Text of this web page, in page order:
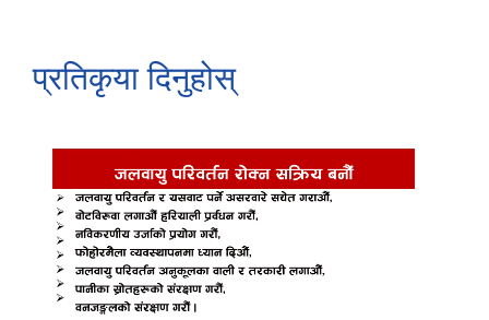
प्रतिकृया दिनुहोस्